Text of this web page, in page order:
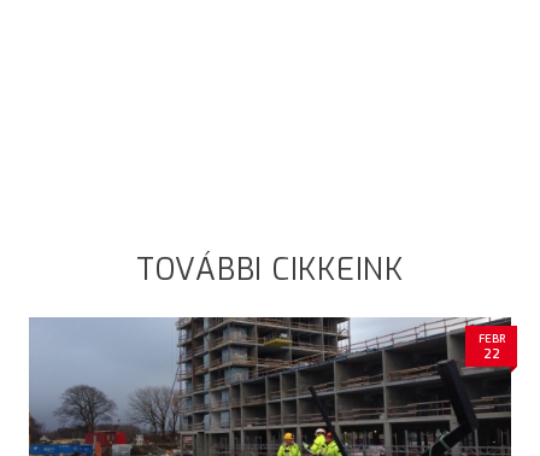
TOVÁBBI CIKKEINK
FEBR
22